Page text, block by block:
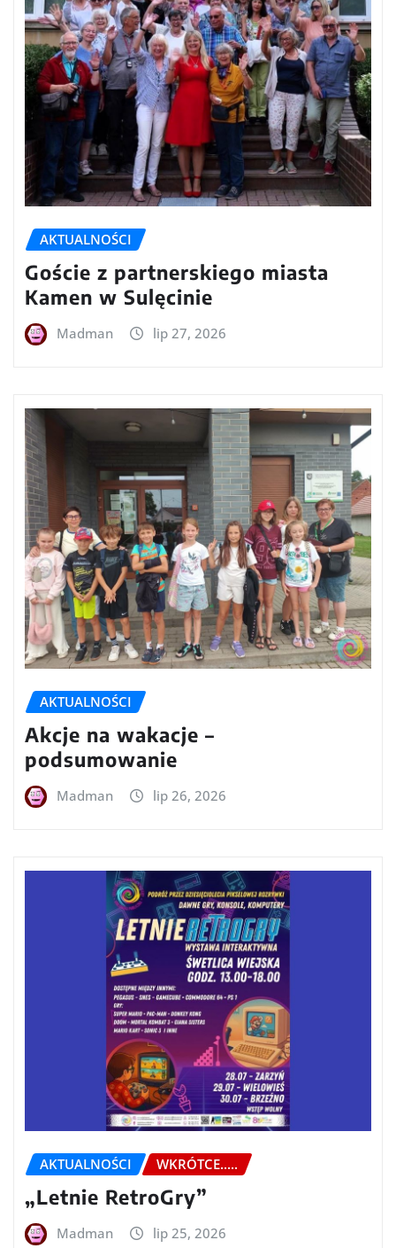
AKTUALNOŚCI
Goście z partnerskiego miasta
Kamen w Sulęcinie
Madman lip 27, 2026
AKTUALNOŚCI
Akcje na wakacje –
podsumowanie
Madman lip 26, 2026
AKTUALNOŚCI WKRÓTCE.....
„Letnie RetroGry”
Madman lip 25, 2026